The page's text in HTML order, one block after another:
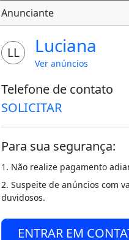
Anunciante
LL Luciana
Ver anúncios
Telefone de contato
SOLICITAR
Para sua segurança:
1. Não realize pagamento
2. Suspeite de anúncios com
duvidosos.
ENTRAR EM